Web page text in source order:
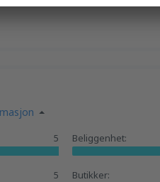
5 Beliggenhet:
5 Butikker: